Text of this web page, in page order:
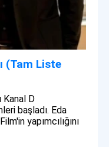
(Tam Liste
Kanal D
başladı. Eda
yapımcılığını